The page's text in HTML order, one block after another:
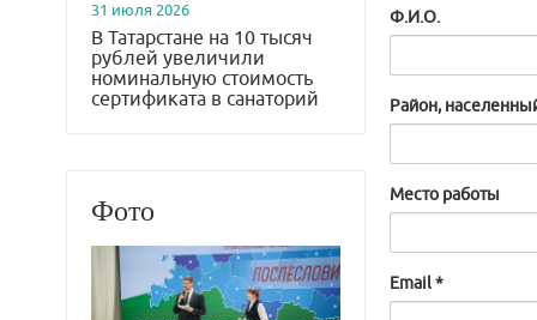
31 июля 2026
В Татарстане на 10 тысяч
рублей увеличили
номинальную стоимость
сертификата в санаторий
Фото
Ф.И.О.
Район,
Место работы
Email*